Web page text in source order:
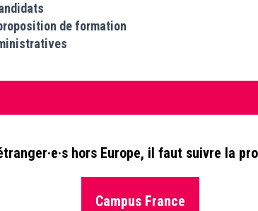
de formation
hors Europe, il faut suivre la
Campus France